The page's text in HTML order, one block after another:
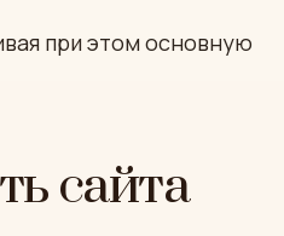
при этом основную
сайта